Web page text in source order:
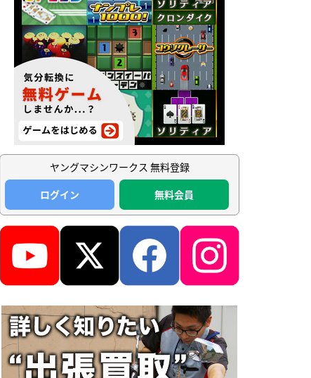
ヤングマシンワークス 無料登録
ログイン
無料会員